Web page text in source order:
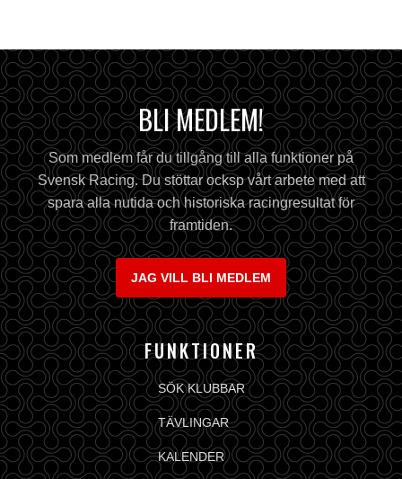
BLI MEDLEM!
Som medlem får du tillgång till alla funktioner på
Svensk Racing. Du stöttar ocksp vårt arbete med att
spara alla nutida och historiska racingresultat för
framtiden.
JAG VILL BLI MEDLEM
FUNKTIONER
SÖK KLUBBAR
TÄVLINGAR
KALENDER